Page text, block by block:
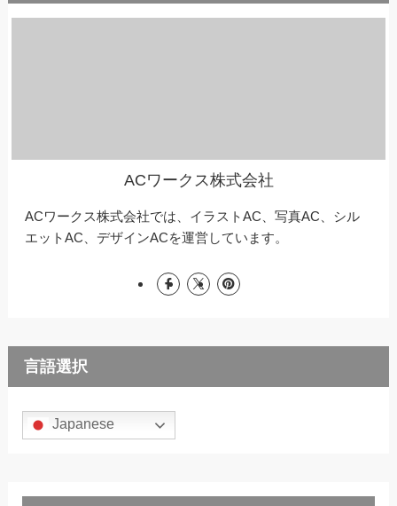
ACワークス株式会社
ACワークス株式会社では、イラストAC、写真AC、シル
エットAC、デザインACを運営しています。
言語選択
Japanese